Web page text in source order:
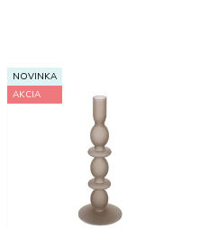
NOVINKA
AKCIA